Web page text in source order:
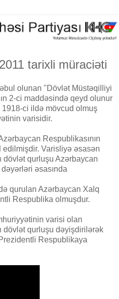
tarixli müraciəti
olunan "Dövlət Müstəqilliyi
2-ci maddəsində qeyd olunur
1918-ci ildə mövcud olmuş
varisidir.
Respublikasının
edilmişdir. Varisliyə əsasən
dövlət qurluşu Azərbaycan
əsasında
qurulan Azərbaycan Xalq
Respublika olmuşdur.
varisi olan
dövlət qurluşu dəyişdirilərək
Respublikaya